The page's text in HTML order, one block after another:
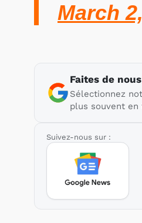
March
Faites de
Sélectionnez
plus souvent
Suivez-nous sur :